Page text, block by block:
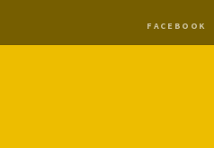
FACEBOOK